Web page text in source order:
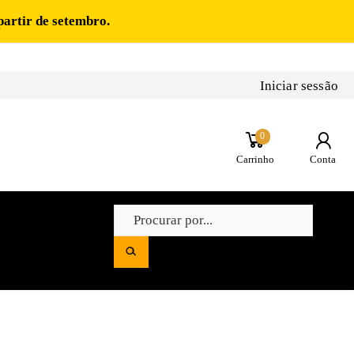
de setembro.
Iniciar sessão
0
Carrinho Conta